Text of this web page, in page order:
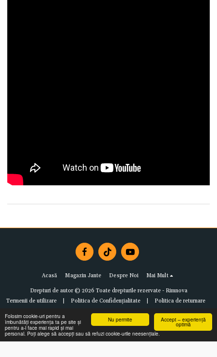
Accept – experiență
optimă
Nu permite
Folosim cookie-uri pentru a
îmbunătăți experiența ta pe site și
pentru a-l face mai rapid și mai
personal. Poți alege să accepți sau să refuzi cookie-urile neesențiale.
Acasă Magazin Jante Despre Noi Mai Mult
Drepturi de autor © 2026 Toate drepturile rezervate - Rimnova
Termenii de utilizare| Politica de Confidențialitate| Politica de returnare